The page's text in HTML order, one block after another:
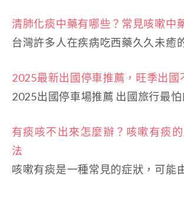
清肺化痰中藥有哪些？常見咳嗽中
台灣許多人在疾病吃西藥久久未癒
2025最新出國停車推薦，旺季出國
2025出國停車場推薦 出國旅行最
有痰咳不出來怎麼辦？咳嗽有痰
法
咳嗽有痰是一種常見的症狀，可能